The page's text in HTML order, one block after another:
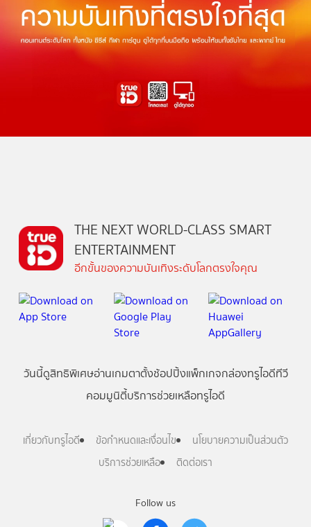
Follow us
THE NEXT WORLD-CLASS SMART
ENTERTAINMENT
อีกขั้นของความบันเทิงระดับโลกตรงใจคุณ
วันนี้ดูสิทธิพิเศษอ่านเกมตาตั้งช้อปปิ้งแพ็กเกจกล่องทรูไอดีทีวี
คอมมูนิตี้บริการช่วยเหลือทรูไอดี
เกี่ยวกับทรูไอดี ข้อกำหนดและเงื่อนไข
นโยบายความเป็นส่วนตัว
บริการช่วยเหลือ
ติดต่อเรา